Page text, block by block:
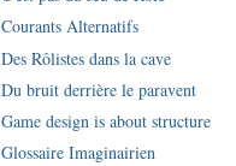
Courants Alternatifs
Des Rôlistes dans la cave
Du bruit derrière le paravent
Game design is about structure
Glossaire Imaginairien